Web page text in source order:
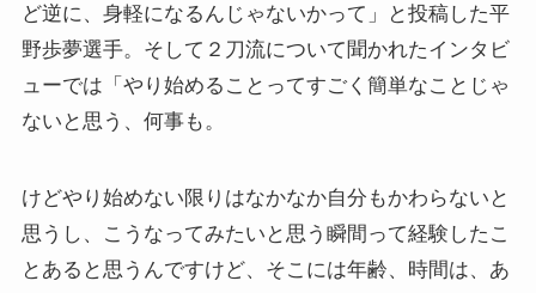
ど逆に、身軽になるんじゃないかって」と投稿した平
野歩夢選手。そして２刀流について聞かれたインタビ
ューでは「やり始めることってすごく簡単なことじゃ
ないと思う、何事も。
けどやり始めない限りはなかなか自分もかわらないと
思うし、こうなってみたいと思う瞬間って経験したこ
とあると思うんですけど、そこには年齢、時間は、あ